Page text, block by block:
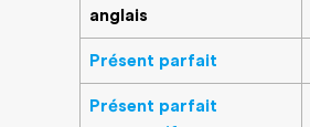
anglais
Présent parfait
Présent parfait